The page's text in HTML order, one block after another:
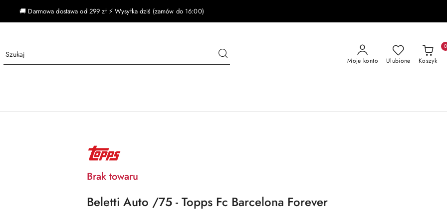
🚚 Darmowa dostawa od 299 zł ⚡ Wysyłka dziś (zamów do 16:00)
Moje konto Ulubione Koszyk
0
NAZWA
PRODUCENTA:
TOPPS
Brak towaru
Beletti Auto /75 - Topps Fc Barcelona Forever